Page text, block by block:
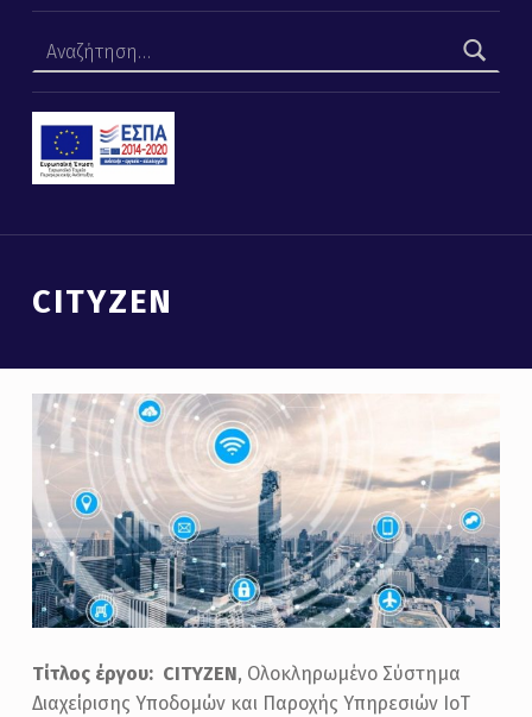
Introduction
CITYZEN
Τίτλος έργου: CITYZEN, Ολοκληρωμένο Σύστημα
Διαχείρισης Υποδομών και Παροχής Υπηρεσιών IoT